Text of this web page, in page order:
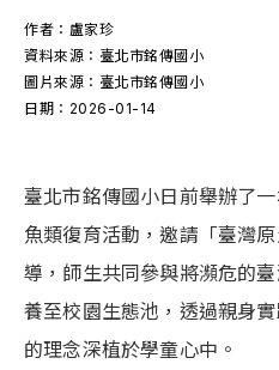
作者： 盧家珍
資料來源： 臺北市銘傳國小
圖片來源： 臺北市銘傳國小
日期： 2026-01-14
臺北市銘傳國小日前舉辦了
魚類復育活動，邀請「臺灣
導，師生共同參與將瀕危的
養至校園生態池，透過親身
的理念深植於學童心中。